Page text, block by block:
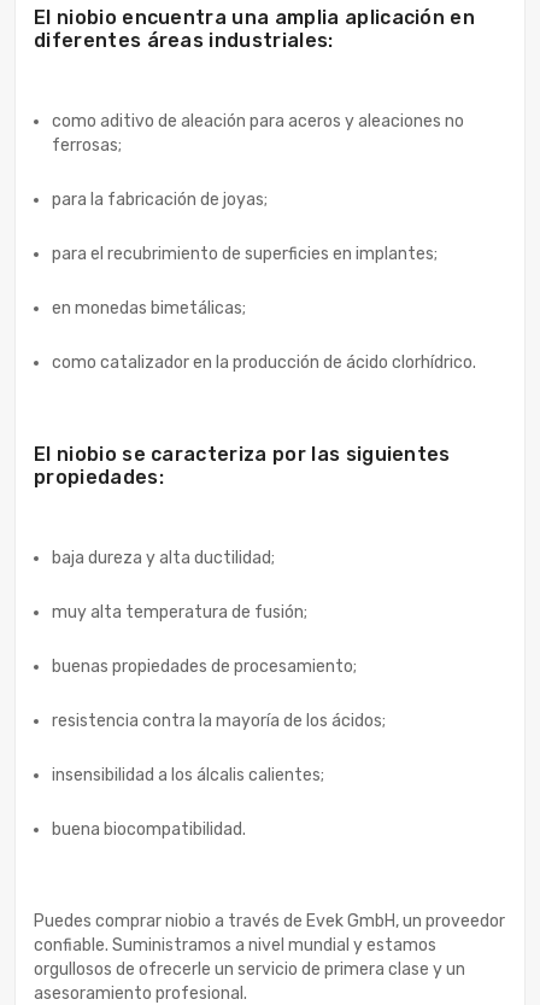
El niobio encuentra una amplia aplicación en
diferentes áreas industriales:
como aditivo de aleación para aceros y aleaciones no
ferrosas;
para la fabricación de joyas;
para el recubrimiento de superficies en implantes;
en monedas bimetálicas;
como catalizador en la producción de ácido clorhídrico.
El niobio se caracteriza por las siguientes
propiedades:
baja dureza y alta ductilidad;
muy alta temperatura de fusión;
buenas propiedades de procesamiento;
resistencia contra la mayoría de los ácidos;
insensibilidad a los álcalis calientes;
buena biocompatibilidad.
Puedes comprar niobio a través de Evek GmbH, un proveedor
confiable. Suministramos a nivel mundial y estamos
orgullosos de ofrecerle un servicio de primera clase y un
asesoramiento profesional.